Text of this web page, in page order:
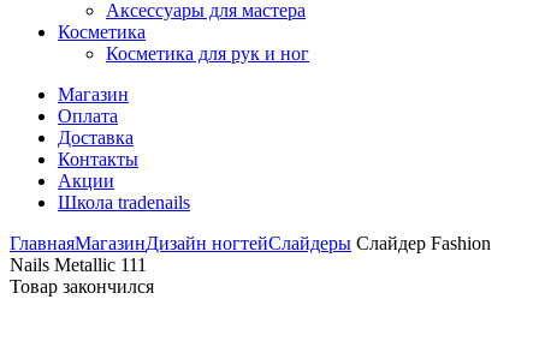
Аксессуары для мастера
Косметика
Косметика для рук и ног
Магазин
Оплата
Доставка
Контакты
Акции
Школа tradenails
ГлавнаяМагазинДизайн ногтейСлайдеры Слайдер Fashion
Nails Metallic 111
Товар закончился